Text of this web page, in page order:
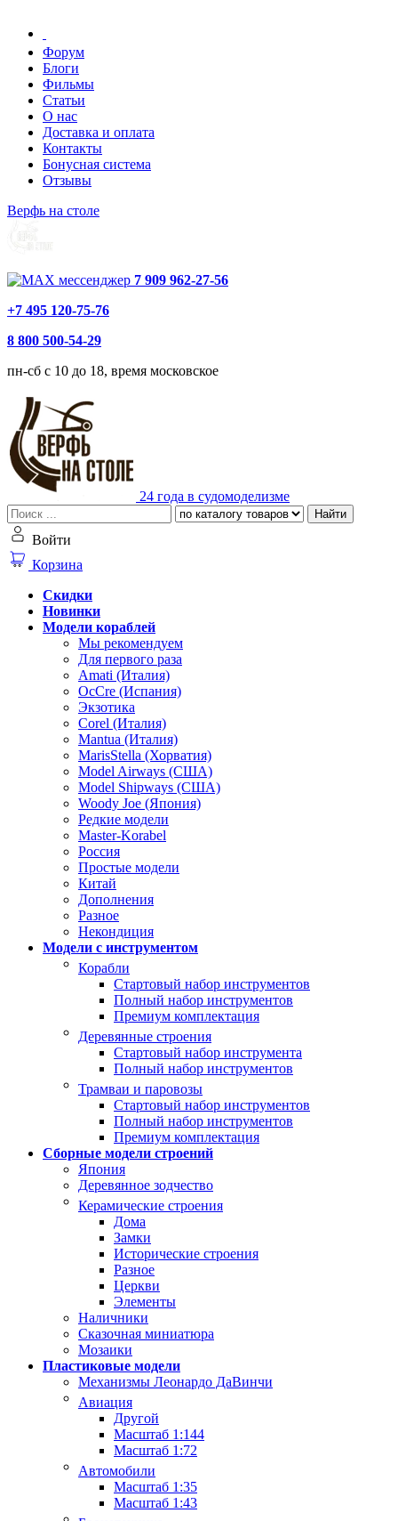
Форум
Блоги
Фильмы
Статьи
О нас
Доставка и оплата
Контакты
Бонусная система
Отзывы
Верфь на столе
7 909 962-27-56
+7 495 120-75-76
8 800 500-54-29
пн-сб с 10 до 18, время московское
24 года в судомоделизме
Найти
Войти
Корзина
Скидки
Новинки
Модели кораблей
Мы рекомендуем
Для первого раза
Amati (Италия)
OcCre (Испания)
Экзотика
Corel (Италия)
Mantua (Италия)
MarisStella (Хорватия)
Model Airways (США)
Model Shipways (США)
Woody Joe (Япония)
Редкие модели
Master-Korabel
Россия
Простые модели
Китай
Дополнения
Разное
Некондиция
Модели с инструментом
Корабли
Стартовый набор инструментов
Полный набор инструментов
Премиум комплектация
Деревянные строения
Стартовый набор инструмента
Полный набор инструментов
Трамваи и паровозы
Стартовый набор инструментов
Полный набор инструментов
Премиум комплектация
Сборные модели строений
Япония
Деревянное зодчество
Керамические строения
Дома
Замки
Исторические строения
Разное
Церкви
Элементы
Наличники
Сказочная миниатюра
Мозаики
Пластиковые модели
Механизмы Леонардо ДаВинчи
Авиация
Другой
Масштаб 1:144
Масштаб 1:72
Автомобили
Масштаб 1:35
Масштаб 1:43